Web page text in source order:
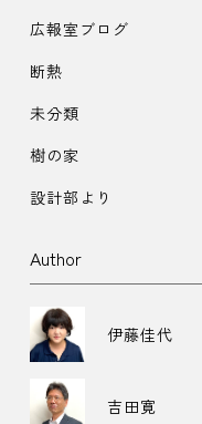
広報室ブログ
断熱
未分類
樹の家
設計部より
Author
伊藤佳代
吉田寛